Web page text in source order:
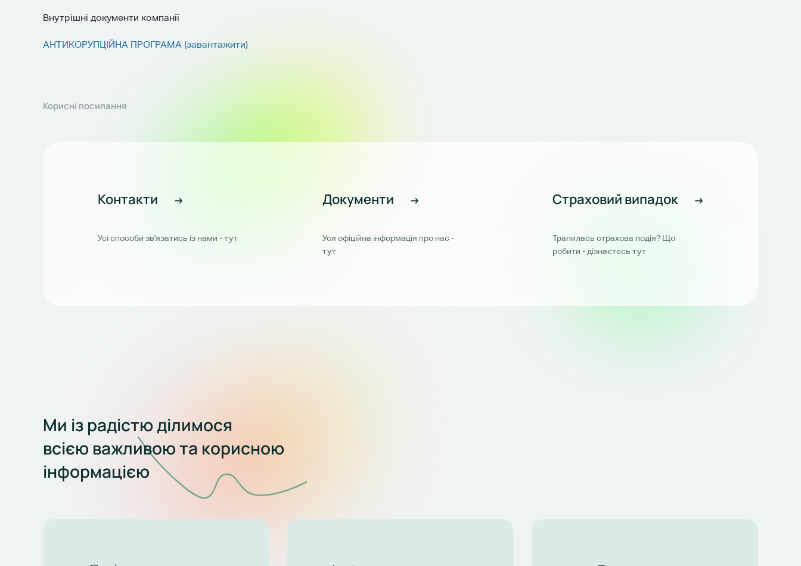
Внутрішні документи компанії
АНТИКОРУПЦІЙНА ПРОГРАМА (завантажити)
Корисні посилання
Контакти
Усі способи зв'язатись із нами - тут
Документи
Уся офіційна інформація про нас -
тут
Страховий випадок
Трапилась страхова подія? Що
робити - дізнаєтесь тут
Ми із радістю ділимося
всією важливою та корисною
інформацією